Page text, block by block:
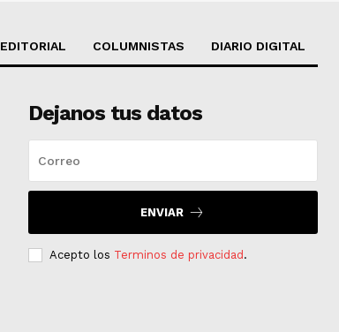
EDITORIAL COLUMNISTAS DIARIO DIGITAL
Dejanos tus datos
ENVIAR
Acepto los Terminos de privacidad .